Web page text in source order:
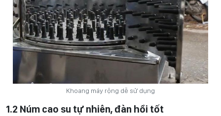
Khoang máy rộng dễ sử dụng
1.2 Núm cao su tự nhiên, đàn hồi tốt